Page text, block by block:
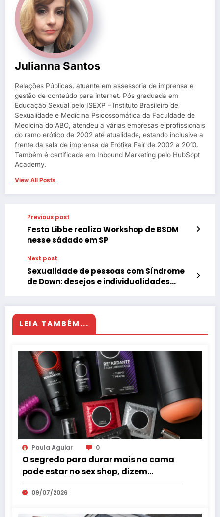
Julianna Santos
Relações Públicas, atuante em assessoria de imprensa e
gestão de conteúdo para internet. Pós graduada em
Educação Sexual pelo ISEXP – Instituto Brasileiro de
Sexualidade e Medicina Psicossomática da Faculdade de
Medicina do ABC, atendeu a várias empresas e profissionais
do ramo erótico de 2002 até atualidade, estando inclusive a
frente da sala de imprensa da Erótika Fair de 2002 a 2010.
Também é certificada em Inbound Marketing pelo HubSopt
Academy.
View All Posts
Previous post
Festa Libbe realiza Workshop de BSDM
nesse sádado em SP
Next post
Sexualidade de pessoas com Síndrome
de Down: desejos e individualidades
LEIA TAMBÉM...
Paula Aguiar 0
O segredo para durar mais na cama
pode estar no sex shop, dizem
especialistas em saúde sexual
09/07/2026